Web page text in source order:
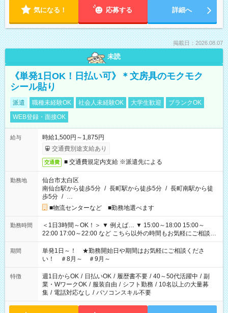
気になる！ 応募する 詳細へ
掲載日：2026.08.07
未読
《単発1日OK！日払い可》＊文房具のモクモク
シール貼り
派遣 職種未経験OK 社会人未経験OK 大学生歓迎
ブランクOK
WEB登録・面接OK
給与
時給1,500円～1,875円
交通費別途支給あり
交通費 ■ 交通費規定内支給 ※派遣先による
勤務地
仙台市太白区
南仙台駅から徒歩5分 / 長町駅から徒歩5分 / 長町南駅から徒
歩5分 / …
■物流センターなど ■勤務地選べます
勤務時間
＜1日3時間～OK！＞ ▼ 例えば… ▼ 15:00～18:00 15:00～
22:00 17:00～22:00 など こちら以外の時間もお気軽にご相談く
ださい！
期間
単発1日～！ ★勤務開始日や期間はお気軽にご相談くださ
い！ ＃8月～ ＃9月～
特徴 週1日からOK / 日払いOK / 履歴書不要 / 40～50代活躍中 / 副
業・WワークOK / 服装自由 / シフト勤務 / 10名以上の大量募
集 / 電話対応なし / パソコンスキル不要